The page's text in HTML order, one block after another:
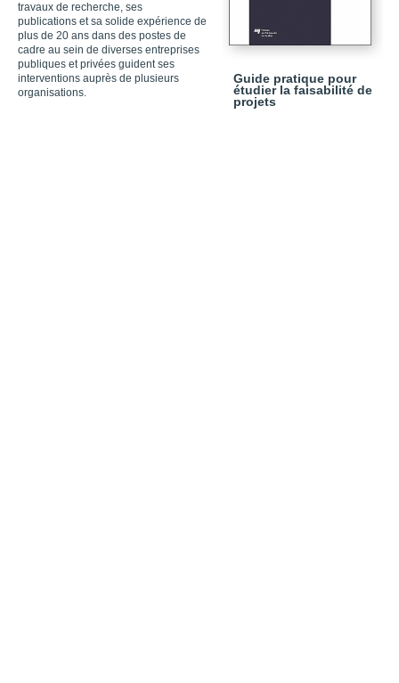
travaux de recherche, ses
publications et sa solide expérience de
plus de 20 ans dans des postes de
cadre au sein de diverses entreprises
publiques et privées guident ses
interventions auprès de plusieurs
organisations.
Guide pratique pour
étudier la faisabilité de
projets